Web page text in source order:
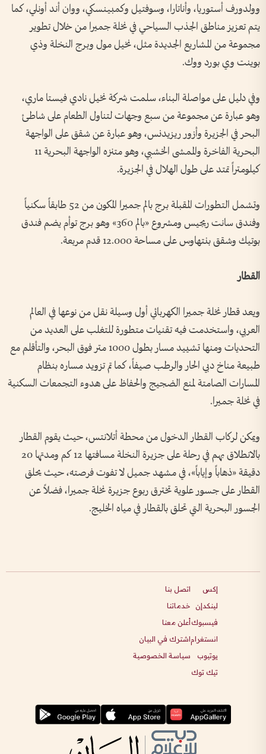
وولدورف أستوريا، وأناتارا، وسوفتيل وكمبينسكي، ووان أند أونلي، كما
يتم تعزيز مناطق الجذب السياحي في نخلة جميرا من خلال تطوير
مجموعة من المشاريع الجديدة مثل، نخيل مول وبرج النخلة وذي
بوينت وي بورد ووك.
وفي دليل على مواصلة البناء، سلمت شركة نخيل نادي فيستا ماري،
وهو عبارة عن مجموعة من سبع وجهات لتناول الطعام على شاطئ
البحر في الجزيرة وأزور ريزيدنس، وهو عبارة عن شقق على الواجهة
البحرية الفاخرة والممشى الخشبي، وهو متنزه الواجهة البحرية 11
كيلومتراً تمتد على طول الهلال في الجزيرة.
وتشمل التطورات المقبلة برج بالم جميرا المكون من 52 طابقاً سكنياً
وفندق سانت ريجيس ومشروع «بالم 360» وهو برج توأم يضم فندق
بوتيك وشقق بنتهاوس على مساحة 12.000 قدم مربعة.
القطار
ويعد قطار نخلة جميرا الكهربائي أول وسيلة نقل من نوعها في العالم
العربي، واستخدمت فيه تقنيات متطورة للتغلب على العديد من
التحديات ومنها تشييد مسار بطول 1000 متر فوق البحر، والتأقلم مع
طبيعة مناخ دبي الحار والرطب صيفاً، كما تم تزويد مساره بنظام
المسارات الصامتة لمنع الضجيج والحفاظ على هدوء التجمعات السكنية
في نخلة جميرا.
ويمكن لركاب القطار الدخول من محطة أتلانتس، حيث يقوم القطار
بالانطلاق بهم في رحلة على جزيرة النخلة مسافتها 12 كم ومدتها 20
دقيقة «ذهاباً وإياباً»، في مشهد جميل لا تفوت فرصته، حيث يحلق
القطار على جسور علوية تخترق ربوع جزيرة نخلة جميرا، فضلاً عن
الجسور البحرية التي تحلق بالقطار في مياه الخليج.
إكس
لينكدإن
فيسبوك
انستغرام
يوتيوب
تيك توك
اتصل بنا
خدماتنا
أعلن معنا
اشترك في البيان
سياسة الخصوصية